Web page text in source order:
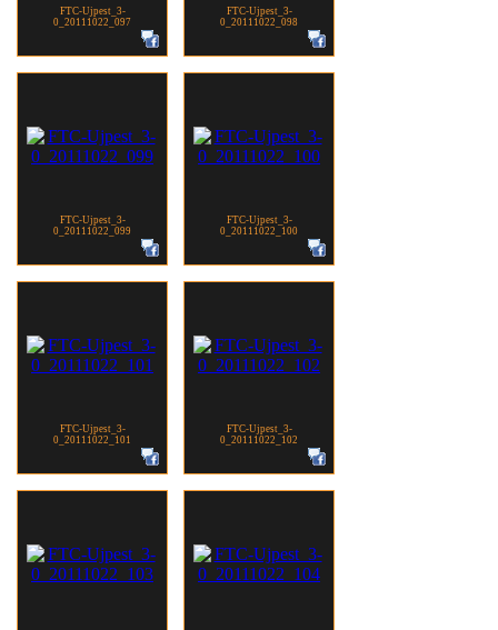
FTC-Ujpest_3-
0_20111022_097
FTC-Ujpest_3-
0_20111022_098
FTC-Ujpest_3-
0_20111022_099
FTC-Ujpest_3-
0_20111022_100
FTC-Ujpest_3-
0_20111022_101
FTC-Ujpest_3-
0_20111022_102